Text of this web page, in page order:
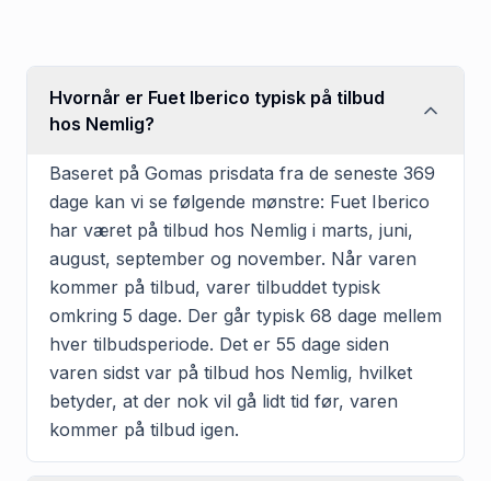
Hvornår er Fuet Iberico typisk på tilbud
hos Nemlig?
Baseret på Gomas prisdata fra de seneste 369
dage kan vi se følgende mønstre: Fuet Iberico
har været på tilbud hos Nemlig i marts, juni,
august, september og november. Når varen
kommer på tilbud, varer tilbuddet typisk
omkring 5 dage. Der går typisk 68 dage mellem
hver tilbudsperiode. Det er 55 dage siden
varen sidst var på tilbud hos Nemlig, hvilket
betyder, at der nok vil gå lidt tid før, varen
kommer på tilbud igen.